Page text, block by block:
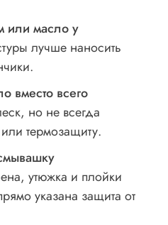
или масло у
лучше наносить
вместо всего
но не всегда
термозащиту.
утюжка и плойки
указана защита от